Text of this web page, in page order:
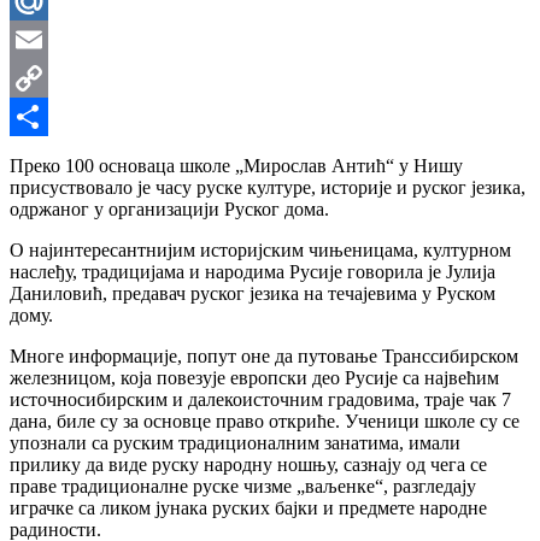
Mail.Ru
Email
Copy
Link
Share
Преко 100 основаца школе „Мирослав Антић“ у Нишу
присуствовало је часу руске културе, историје и руског језика,
одржаног у организацији Руског дома.
О најинтересантнијим историјским чињеницама, културном
наслеђу, традицијама и народима Русије говорила је Јулија
Даниловић, предавач руског језика на течајевима у Руском
дому.
Многе информације, попут оне да путовање Транссибирском
железницом, која повезује европски део Русије са највећим
источносибирским и далекоисточним градовима, траје чак 7
дана, биле су за основце право откриће. Ученици школе су се
упознали са руским традиционалним занатима, имали
прилику да виде руску народну ношњу, сазнају од чега се
праве традиционалне руске чизме „ваљенке“, разгледају
играчке са ликом јунака руских бајки и предмете народне
радиности.